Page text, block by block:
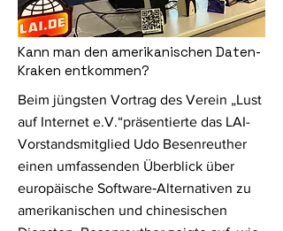
Kann man den amerikanischen Daten-
Kraken entkommen?
Beim jüngsten Vortrag des Verein „Lust
auf Internet e.V.“präsentierte das LAI-
Vorstandsmitglied Udo Besenreuther
einen umfassenden Überblick über
europäische Software‑Alternativen zu
amerikanischen und chinesischen